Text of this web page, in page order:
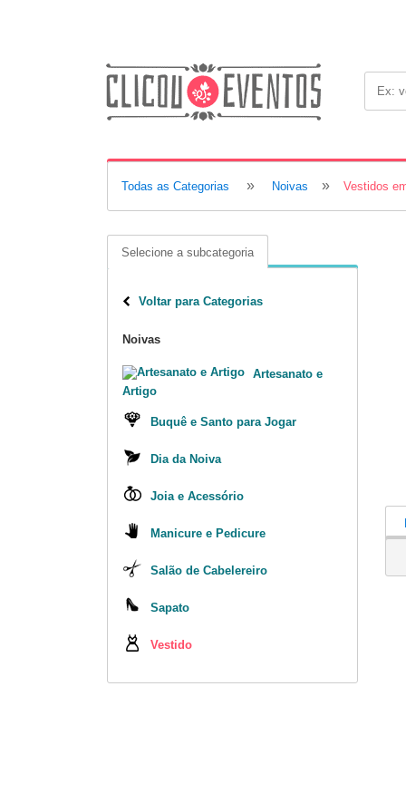
Todas as Categorias » Noivas » Vestidos
Selecione a subcategoria
Voltar para Categorias
Noivas
Artesanato e
Artigo
Buquê e Santo para Jogar
Dia da Noiva
Joia e Acessório
Manicure e Pedicure
Salão de Cabelereiro
Sapato
Vestido